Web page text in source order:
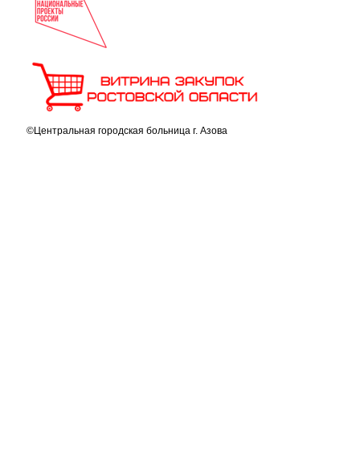
©Центральная городская больница г. Азова